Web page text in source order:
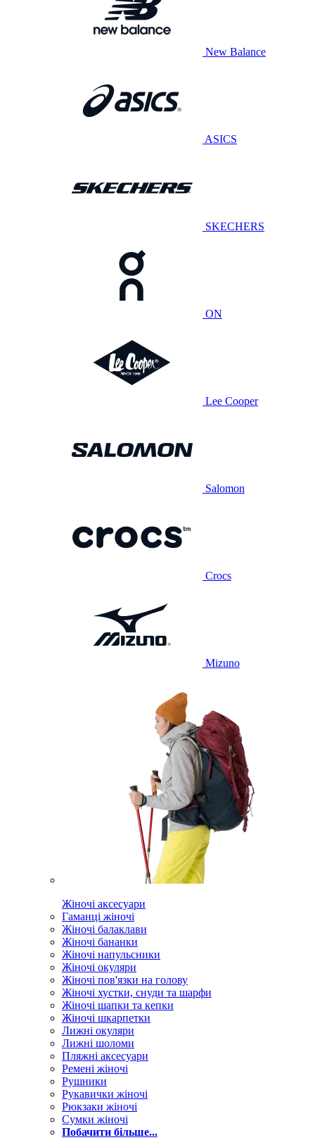
New Balance
ASICS
SKECHERS
ON
Lee Cooper
Salomon
Crocs
Mizuno
Жіночі аксесуари
Гаманці жіночі
Жіночі балаклави
Жіночі бананки
Жіночі напульсники
Жіночі окуляри
Жіночі пов'язки на голову
Жіночі хустки, снуди та шарфи
Жіночі шапки та кепки
Жіночі шкарпетки
Лижні окуляри
Лижні шоломи
Пляжні аксесуари
Ремені жіночі
Рушники
Рукавички жіночі
Рюкзаки жіночі
Сумки жіночі
Побачити більше...